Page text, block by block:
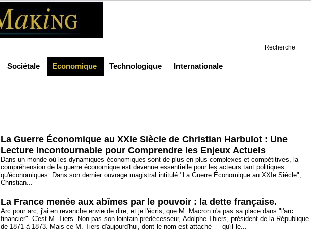
Sociétale Economique Technologique Internationale
La Guerre Économique au XXIe Siècle de Christian Harbulot : Une
Lecture Incontournable pour Comprendre les Enjeux Actuels
Dans un monde où les dynamiques économiques sont de plus en plus complexes et compétitives, la
compréhension de la guerre économique est devenue essentielle pour les acteurs tant politiques
qu'économiques. Dans son dernier ouvrage magistral intitulé "La Guerre Économique au XXIe Siècle",
Christian...
La France menée aux abîmes par le pouvoir : la dette française.
Arc pour arc, j'ai en revanche envie de dire, et je l'écris, que M. Macron n'a pas sa place dans "l'arc
financier". C'est M. Tiers. Non pas son lointain prédécesseur, Adolphe Thiers, président de la République
de 1871 à 1873. Mais ce M. Tiers d'aujourd'hui, dont le nom est attaché — qu'il le...